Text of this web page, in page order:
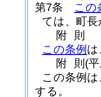
第7条
この
ては、町
附 則
この条例 は
附 則 (
この条例
する。